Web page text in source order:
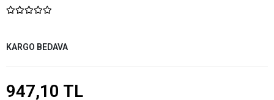
KARGO BEDAVA
947,10 TL